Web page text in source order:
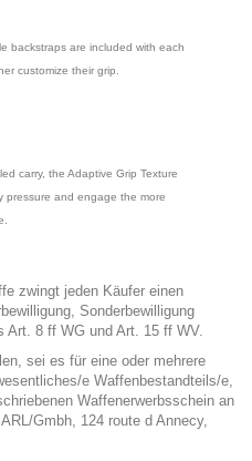
backstraps are included with each
customize their grip.
carry, the Adaptive Grip Texture
pressure and engage the more
zwingt jeden Käufer einen
Sonderbewilligung
Art. 8 ff WG und Art. 15 ff WV.
sei es für eine oder mehrere
e Waffenbestandteils/e,
Waffenerwerbsschein an
Gmbh, 124 route d Annecy,